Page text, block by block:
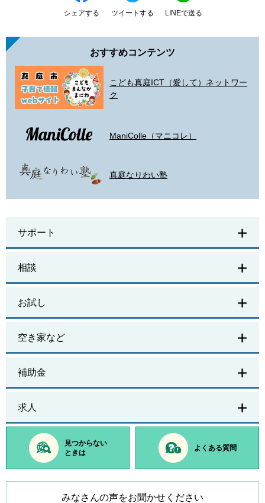
シェアする ツイートする LINEで送る
おすすめコンテンツ
こども真庭ICT（愛して）ネットワー
ク
ManiColle（マニコレ）
真庭なりわい塾
サポート
相談
お試し
空き家など
補助金
求人
見つからない
ときは
よくある質問
みなさんの声をお聞かせください